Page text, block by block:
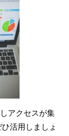
アクセスが集
活用しましょ